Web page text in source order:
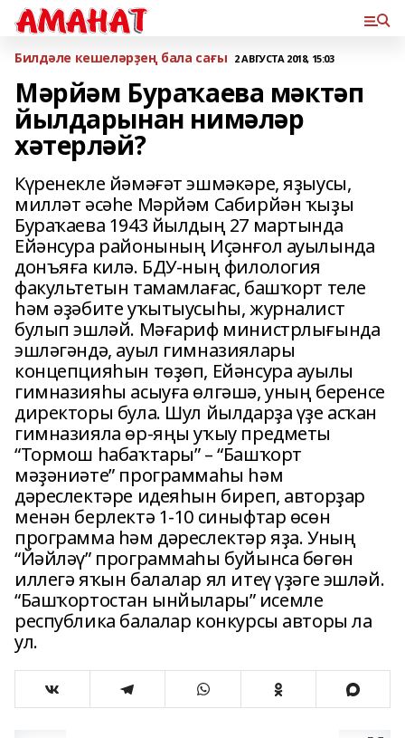
Билдәле кешеләрҙең бала сағы 2 АВГУСТА 2018, 15:03
Мәрйәм Бураҡаева мәктәп
йылдарынан нимәләр
хәтерләй?
Күренекле йәмәғәт эшмәкәре, яҙыусы,
милләт әсәһе Мәрйәм Сабирйән ҡыҙы
Бураҡаева 1943 йылдың 27 мартында
Ейәнсура районының Иҫәнғол ауылында
донъяға килә. БДУ-ның филология
факультетын тамамлағас, башҡорт теле
һәм әҙәбите уҡытыусыһы, журналист
булып эшләй. Мәғариф министрлығында
эшләгәндә, ауыл гимназиялары
концепцияһын төҙөп, Ейәнсура ауылы
гимназияһы асыуға өлгәшә, уның беренсе
директоры була. Шул йылдарҙа үҙе асҡан
гимназияла өр-яңы уҡыу предметы
“Тормош һабаҡтары” – “Башҡорт
мәҙәниәте” программаһы һәм
дәреслектәре идеяһын биреп, авторҙар
менән берлектә 1-10 синыфтар өсөн
программа һәм дәреслектәр яҙа. Уның
“Йәйләү” программаһы буйынса бөгөн
иллегә яҡын балалар ял итеү үҙәге эшләй.
“Башҡортостан ынйылары” исемле
республика балалар конкурсы авторы ла
ул.